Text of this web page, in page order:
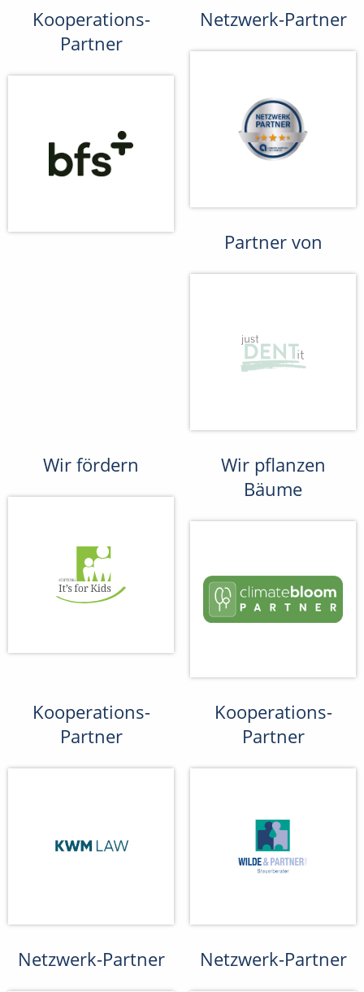
Kooperations-
Partner
Netzwerk-Partner
Partner von
Wir fördern
Wir pflanzen
Bäume
Kooperations-
Partner
Kooperations-
Partner
Netzwerk-Partner Netzwerk-Partner